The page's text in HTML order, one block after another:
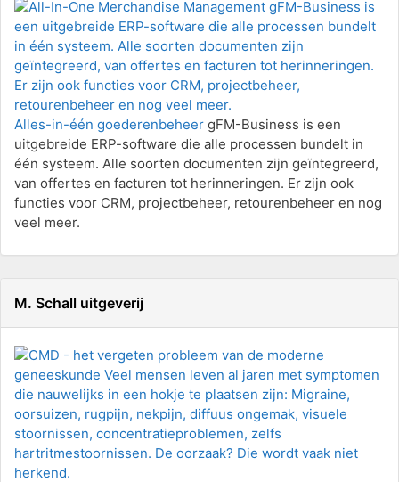
Alles-in-één goederenbeheer gFM-Business is een
uitgebreide ERP-software die alle processen bundelt in
één systeem. Alle soorten documenten zijn geïntegreerd,
van offertes en facturen tot herinneringen. Er zijn ook
functies voor CRM, projectbeheer, retourenbeheer en nog
veel meer.
M. Schall uitgeverij